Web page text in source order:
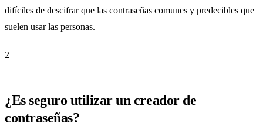
difíciles de descifrar que las contraseñas comunes y predecibles que
suelen usar las personas.
2
¿Es seguro utilizar un creador de
contraseñas?